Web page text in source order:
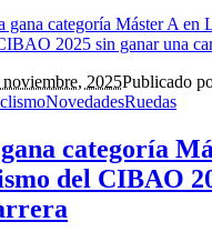
noviembre, 2025Publicado
NovedadesRuedas
categoría
del CIBAO